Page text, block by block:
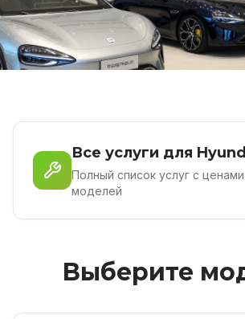
Все услуги для
Полный список услуг с
моделей
Выберите